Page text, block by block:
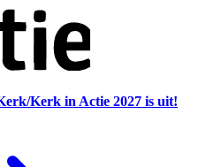
Kerk in Actie 2027 is uit!